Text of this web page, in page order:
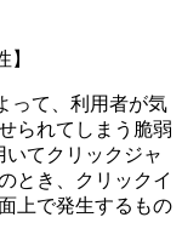
って、利用者が気
られてしまう脆弱
てクリックジャ
とき、クリックイ
上で発生するもの